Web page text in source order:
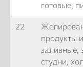
готовые,
22
продукты
заливные,
студни,